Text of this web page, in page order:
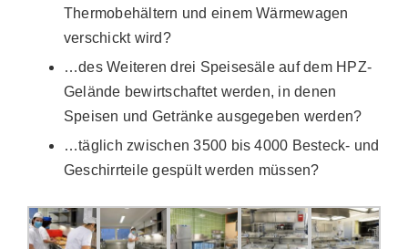
Thermobehältern und einem Wärmewagen
verschickt wird?
…des Weiteren drei Speisesäle auf dem HPZ-
Gelände bewirtschaftet werden, in denen
Speisen und Getränke ausgegeben werden?
…täglich zwischen 3500 bis 4000 Besteck- und
Geschirrteile gespült werden müssen?